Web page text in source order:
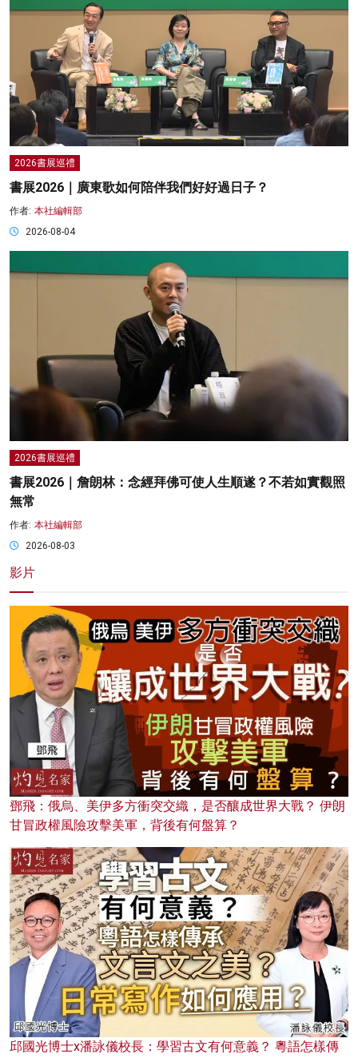
2026書展巡禮
書展2026｜廣東歌如何陪伴我們好好過日子？
作者: 本社編輯部
2026-08-04
2026書展巡禮
書展2026｜詹朗林：念經拜佛可使人生順遂？不若如實觀照
無常
作者: 本社編輯部
2026-08-03
影片
鄧飛：俄烏、美伊多方衝突交織，是否釀成世界大戰？ 伊朗
甘冒政權風險攻擊美軍，背後有何盤算？
邱國光博士x潘詠儀校長：學習古文有何意義？ 粵語怎樣傳